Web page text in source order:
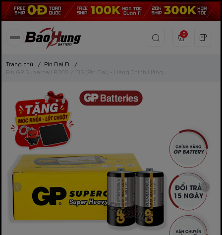
0
Trang chủ / Pin Đại D
/
Pin GP Supercell R20S / 13S (Pin Đại) - Hàng Chính Hãng